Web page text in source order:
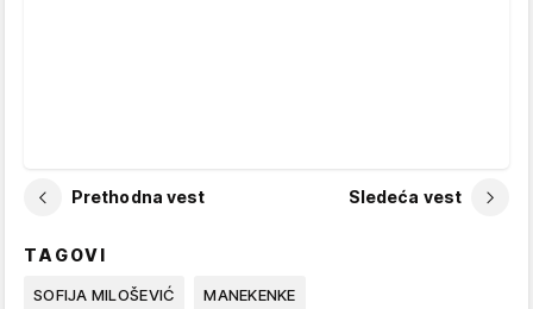
Prethodna vest Sledeća vest
TAGOVI
SOFIJA MILOŠEVIĆ MANEKENKE